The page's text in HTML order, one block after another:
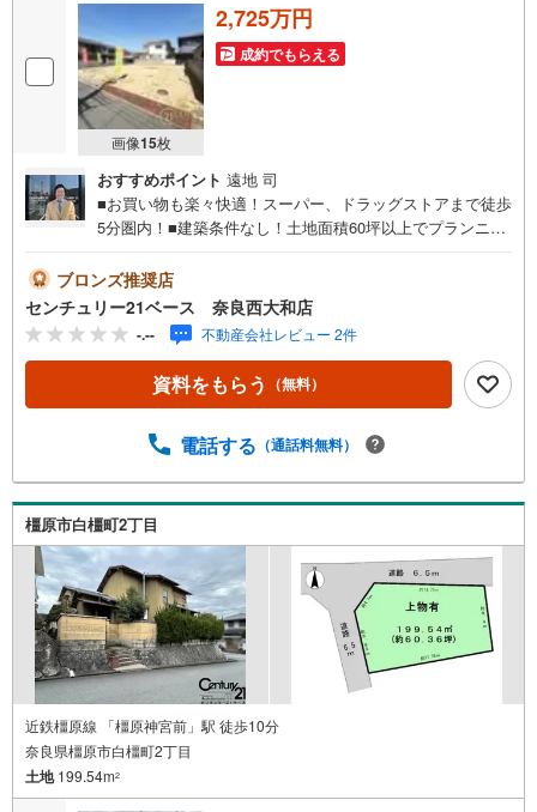
画像15枚
2,725万円
成約でもらえる
おすすめポイント 遠地 司
■お買い物も楽々快適！スーパー、ドラッグストアまで徒歩
5分圏内！■建築条件なし！土地面積60坪以上でプランニン
営業中！・お仕事終わりのお時間でもご見学可！・今から
見たい！というお声にもご対応できます！◇住宅ローンも
お任せください！◇・提携銀行多数あり（地方銀行・都市
銀行・信用金庫etc）・優遇後適用金利 0.875％～（審査内
容により異なります）--- ◇◇ Yahoo！不動産キャンペーン
対象店舗 ◇◇ ----当店で物件を成約いただくとPayPayボー
ペーン】の対象になります。「資料をもらう」「見学予約
Dでログインのうえお問い合わせください。----------------------
-------
ブロンズ推奨店
センチュリー21ベース 奈良西大和店
-.-- 不動産会社レビュー 2件
資料をもらう （無料）
電話する （通話料無料）
橿原市白橿町2丁目
近鉄橿原線 「橿原神宮前」駅 徒歩10分
奈良県橿原市白橿町2丁目
土地199.54m2